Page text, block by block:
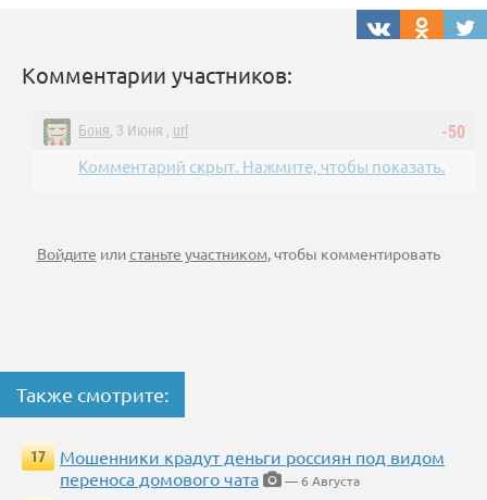
Комментарии участников:
-50
Боня, 3 Июня , url
Комментарий скрыт. Нажмите, чтобы показать.
Войдите илистаньте участником, чтобы комментировать
Также смотрите:
17
Мошенники крадут деньги россиян под видом
переноса домового чата
— 6 Августа